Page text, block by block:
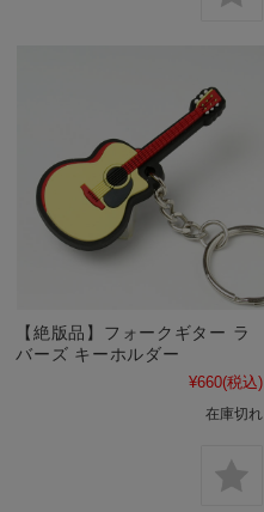
【絶版品】フォークギター ラ
バーズ キーホルダー
¥660(税込)
在庫切れ